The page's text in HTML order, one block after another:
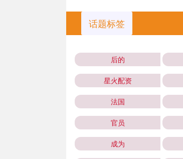
话题标签
后的
星火配资
法国
官员
成为